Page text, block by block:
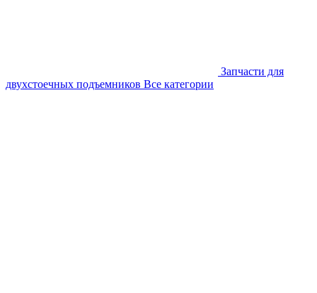
Запчасти для
двухстоечных подъемников Все категории